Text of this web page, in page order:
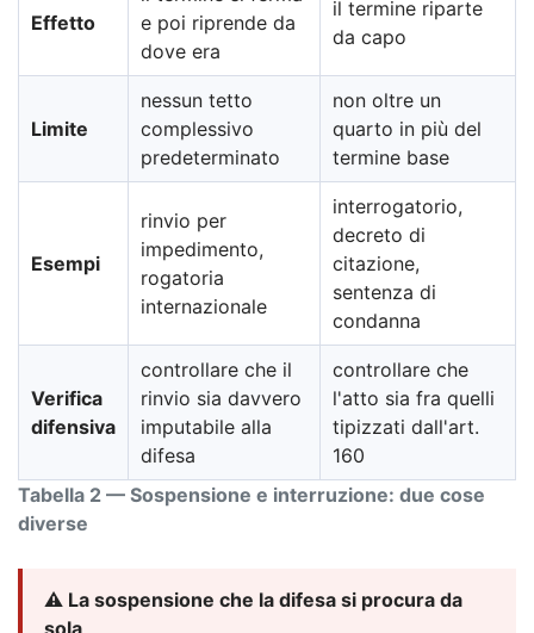
Tabella 2 — Sospensione e interruzione: due cose
diverse
Effetto
e poi riprende da
dove era
il termine riparte
da capo
Limite
nessun tetto
complessivo
predeterminato
non oltre un
quarto in più del
termine base
Esempi
rinvio per
impedimento,
rogatoria
internazionale
interrogatorio,
decreto di
citazione,
sentenza di
condanna
Verifica
difensiva
controllare che il
rinvio sia davvero
imputabile alla
difesa
controllare che
l'atto sia fra quelli
tipizzati dall'art.
160
⚠️ La sospensione che la difesa si procura da
sola